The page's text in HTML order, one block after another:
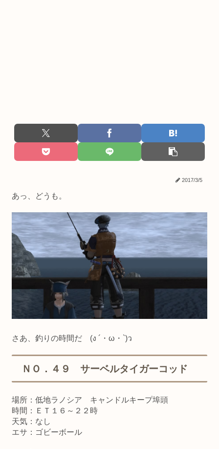
2017/3/5
あっ、どうも。
さあ、釣りの時間だ (ง ´・ω・`)ว
ＮＯ．４９ サーベルタイガーコッド
場所：低地ラノシア キャンドルキープ埠頭
時間：ＥＴ１６～２２時
天気：なし
エサ：ゴビーボール